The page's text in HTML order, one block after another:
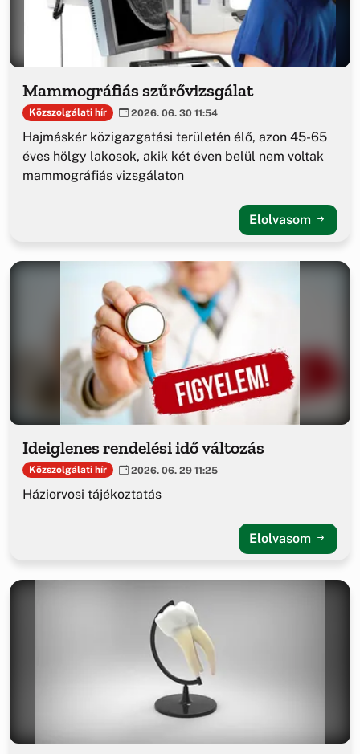
Mammográfiás szűrővizsgálat
Közszolgálati hír 2026. 06. 30 11:54
Hajmáskér közigazgatási területén élő, azon 45-65
éves hölgy lakosok, akik két éven belül nem voltak
mammográfiás vizsgálaton
Elolvasom
Ideiglenes rendelési idő változás
Közszolgálati hír 2026. 06. 29 11:25
Háziorvosi tájékoztatás
Elolvasom